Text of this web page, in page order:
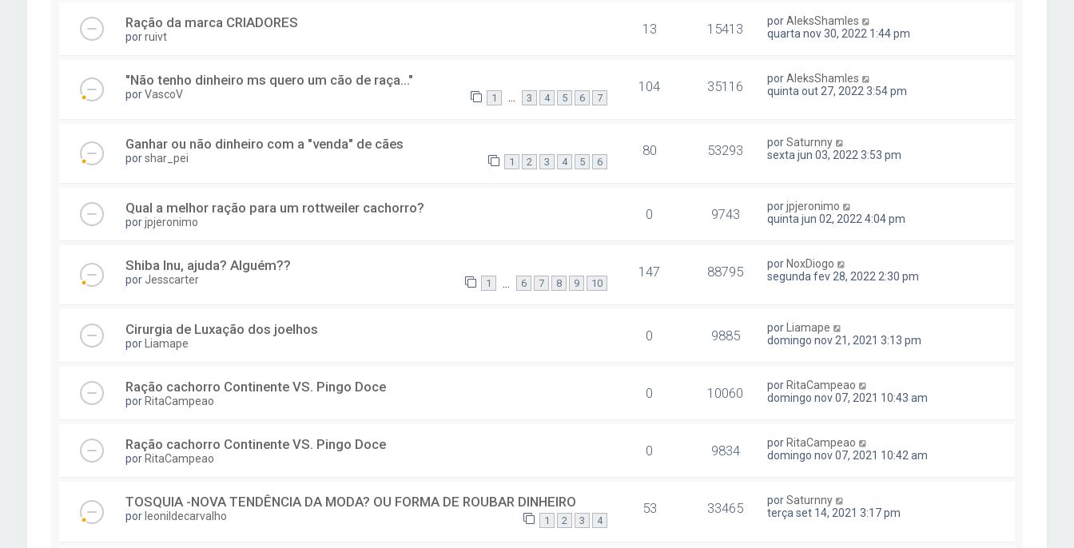
Ração da marca CRIADORES
porruivt 13 15413 porAleksShamles
quarta nov 30, 2022 1:44 pm
"Não tenho dinheiro ms quero um cão de raça..."
porVascoV 1 ... 3 4 5 6 7
104 35116 porAleksShamles
quinta out 27, 2022 3:54 pm
Ganhar ou não dinheiro com a "venda" de cães
porshar_pei 1 2 3 4 5 6
80 53293 porSaturnny
sexta jun 03, 2022 3:53 pm
Qual a melhor ração para um rottweiler cachorro?
porjpjeronimo 0 9743 porjpjeronimo
quinta jun 02, 2022 4:04 pm
Shiba Inu, ajuda? Alguém??
por Jesscarter 1 6 7 8 9 10
147 88795 por NoxDiogo
segunda fev 28, 2022 2:30 pm
Cirurgia de Luxação dos joelhos
por Liamape 0 9885 por Liamape
domingo nov 21, 2021 3:13 pm
Ração cachorro Continente VS. Pingo Doce
por RitaCampeao 0 10060 por RitaCampeao
domingo nov 07, 2021 10:43 am
Ração cachorro Continente VS. Pingo Doce
por RitaCampeao 0 9834 por RitaCampeao
domingo nov 07, 2021 10:42 am
TOSQUIA -NOVA TENDÊNCIA DA MODA? OU FORMA DE ROUBAR DINHEIRO
por leonildecarvalho 1 2 3 4
53 33465 porSaturnny
terça set 14, 2021 3:17 pm